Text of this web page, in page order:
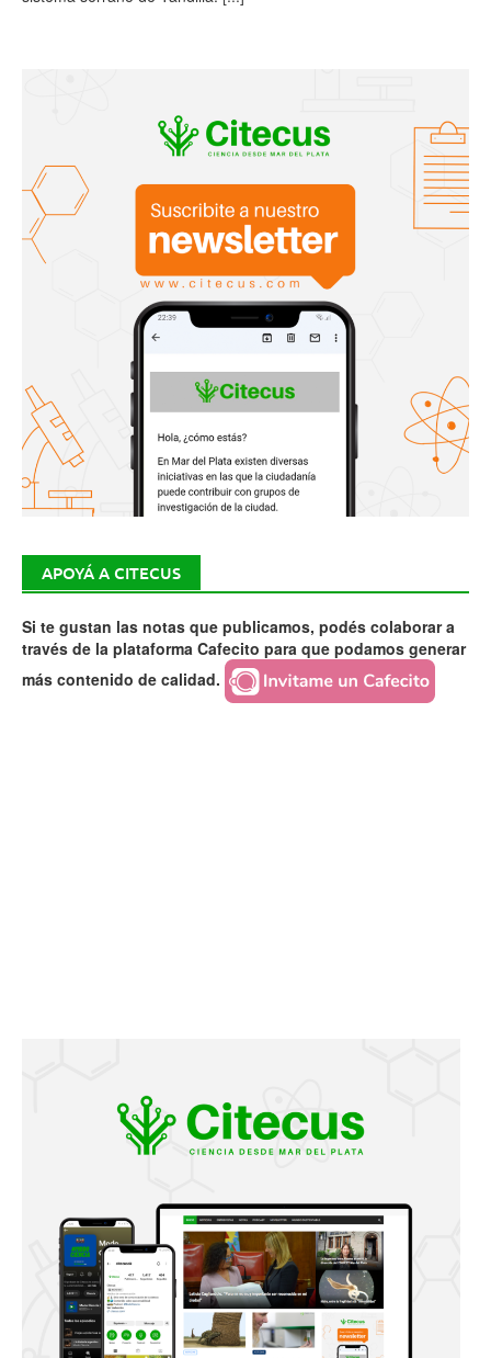
APOYÁ A CITECUS
Si te gustan las notas que publicamos, podés colaborar a
través de la plataforma Cafecito para que podamos generar
más contenido de calidad.